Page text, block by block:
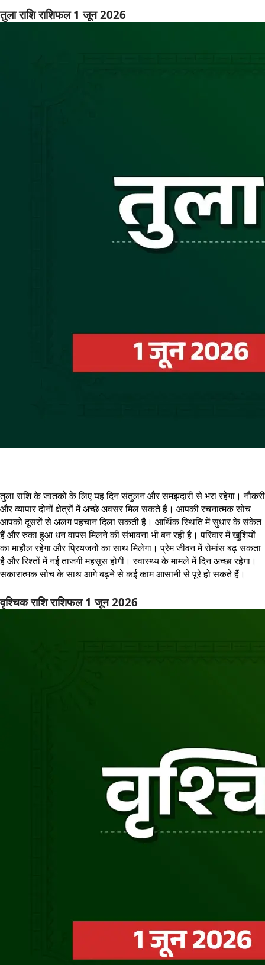
तुला राशि राशिफल 1 जून 2026
तुला राशि के जातकों के लिए यह दिन संतुलन और समझदारी से भरा रहेगा। नौकरी
और व्यापार दोनों क्षेत्रों में अच्छे अवसर मिल सकते हैं। आपकी रचनात्मक सोच
आपको दूसरों से अलग पहचान दिला सकती है। आर्थिक स्थिति में सुधार के संकेत
हैं और रुका हुआ धन वापस मिलने की संभावना भी बन रही है। परिवार में खुशियों
का माहौल रहेगा और प्रियजनों का साथ मिलेगा। प्रेम जीवन में रोमांस बढ़ सकता
है और रिश्तों में नई ताजगी महसूस होगी। स्वास्थ्य के मामले में दिन अच्छा रहेगा।
सकारात्मक सोच के साथ आगे बढ़ने से कई काम आसानी से पूरे हो सकते हैं।
वृश्चिक राशि राशिफल 1 जून 2026